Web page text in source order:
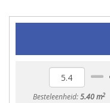
Besteleenheid:5.40 m2